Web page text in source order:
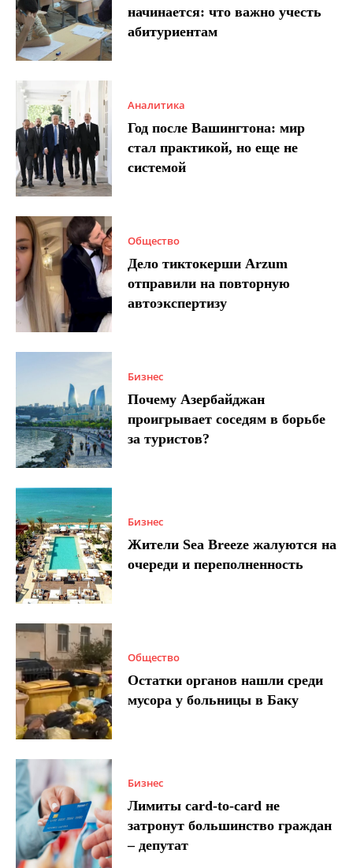
начинается: что важно учесть
абитуриентам
Аналитика
Год после Вашингтона: мир
стал практикой, но еще не
системой
Общество
Дело тиктокерши Arzum
отправили на повторную
автоэкспертизу
Бизнес
Почему Азербайджан
проигрывает соседям в борьбе
за туристов?
Бизнес
Жители Sea Breeze жалуются на
очереди и переполненность
Общество
Остатки органов нашли среди
мусора у больницы в Баку
Бизнес
Лимиты card-to-card не
затронут большинство граждан
– депутат